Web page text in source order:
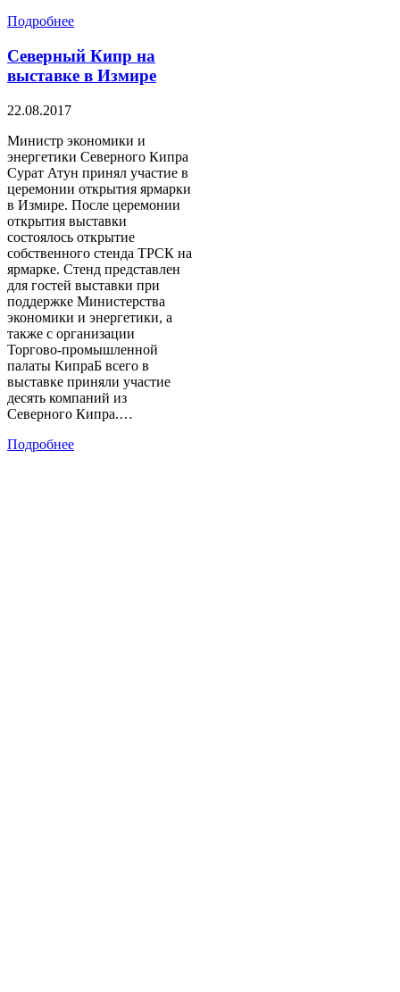
Подробнее
Северный Кипр на
выставке в Измире
22.08.2017
Министр экономики и
энергетики Северного Кипра
Сурат Атун принял участие в
церемонии открытия ярмарки
в Измире. После церемонии
открытия выставки
состоялось открытие
собственного стенда ТРСК на
ярмарке. Стенд представлен
для гостей выставки при
поддержке Министерства
экономики и энергетики, а
также с организации
Торгово-промышленной
палаты КипраБ всего в
выставке приняли участие
десять компаний из
Северного Кипра.…
Подробнее